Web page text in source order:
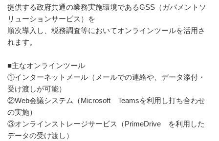
提供する政府共通の業務実施環境であるGSS（ガバメントソ
リューションサービス）を
順次導入し、税務調査等においてオンラインツールを活用さ
れます。
■主なオンラインツール
①インターネットメール（メールでの連絡や、データ添付・
受け渡しが可能）
②Web会議システム（Microsoft Teamsを利用し打ち合わせ
の実施）
③オンラインストレージサービス（PrimeDrive を利用した
データの受け渡し）